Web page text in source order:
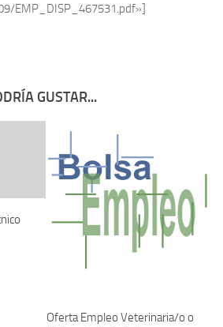
EMP_DISP_467531.pdf»]
GUSTAR...
Oferta Empleo Veterinaria/o o